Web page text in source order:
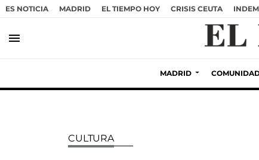
ES NOTICIA MADRID EL TIEMPO HOY CRISIS CEUTA
menu
MADRID
CULTURA